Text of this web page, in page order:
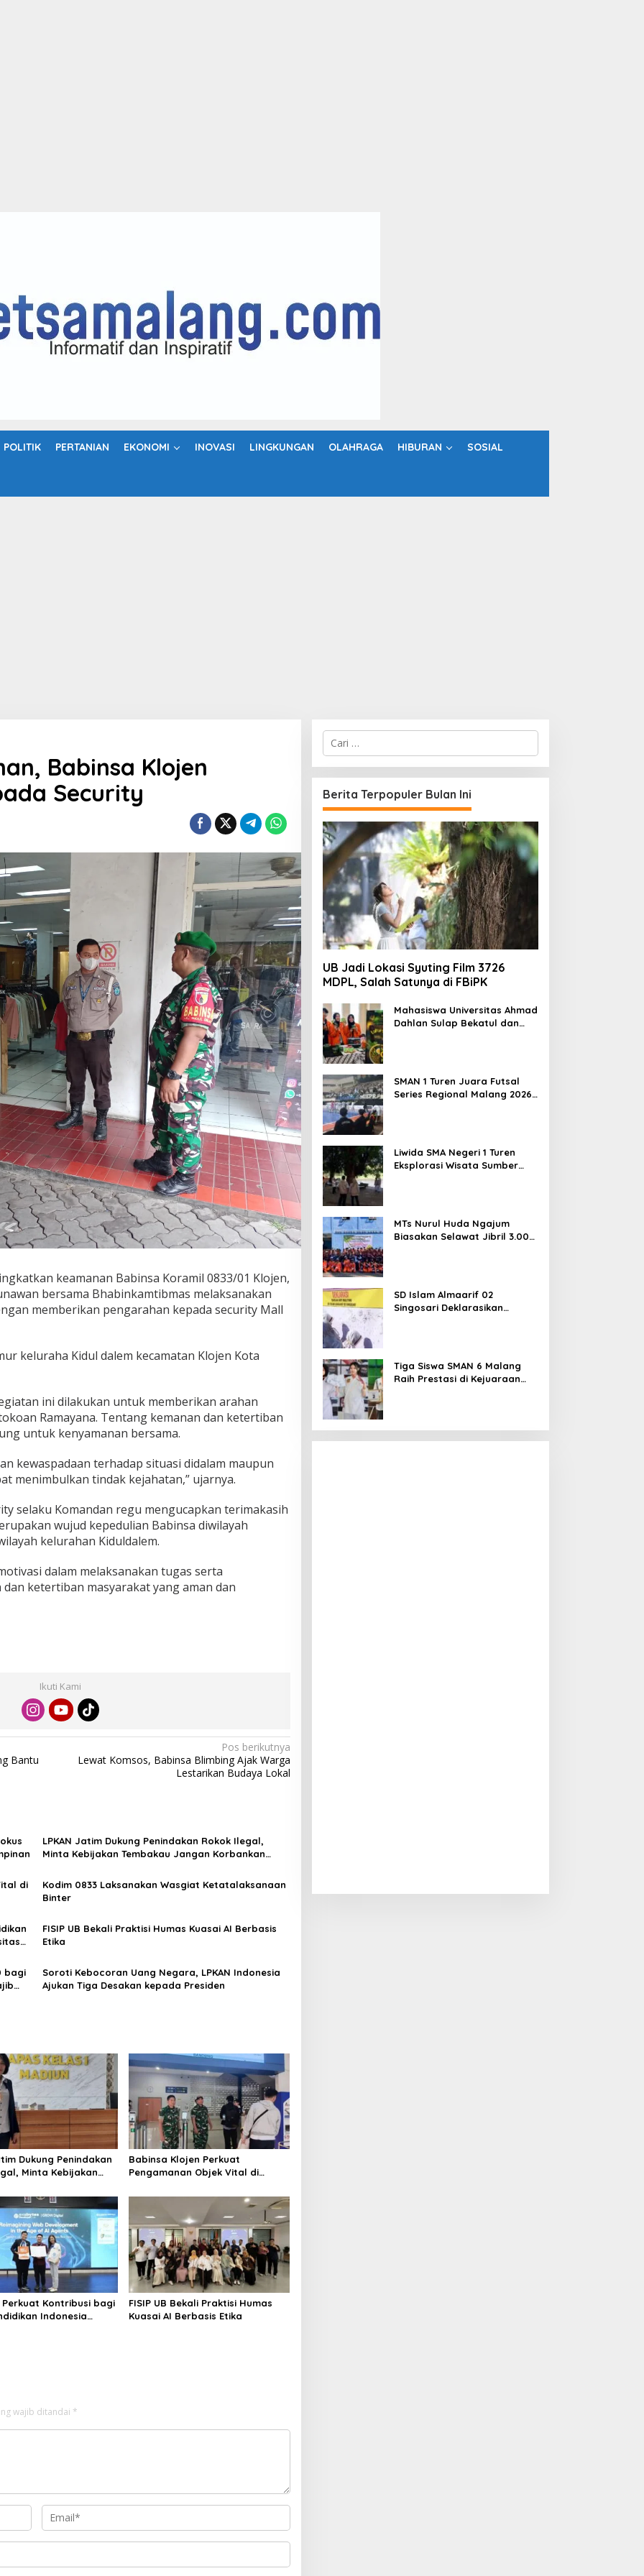
POLITIK PERTANIAN EKONOMI INOVASI LINGKUNGAN OLAHRAGA HIBURAN SOSIAL
Babinsa Klojen
Security
keamanan Babinsa Koramil 0833/01 Klojen,
bersama Bhabinkamtibmas melaksanakan
memberikan pengarahan kepada security Mall
keluraha Kidul dalem kecamatan Klojen Kota
ini dilakukan untuk memberikan arahan
Ramayana. Tentang kemanan dan ketertiban
untuk kenyamanan bersama.
kewaspadaan terhadap situasi didalam maupun
menimbulkan tindak kejahatan,” ujarnya.
selaku Komandan regu mengucapkan terimakasih
wujud kepedulian Babinsa diwilayah
kelurahan Kiduldalem.
dalam melaksanakan tugas serta
ketertiban masyarakat yang aman dan
Ikuti Kami
Bantu
Pos berikutnya
Lewat Komsos, Babinsa Blimbing Ajak Warga
Lestarikan Budaya Lokal
LPKAN Jatim Dukung Penindakan Rokok Ilegal,
Minta Kebijakan Tembakau Jangan Korbankan
di
Kodim 0833 Laksanakan Wasgiat Ketatalaksanaan
Binter
FISIP UB Bekali Praktisi Humas Kuasai AI Berbasis
Etika
bagi
Soroti Kebocoran Uang Negara, LPKAN Indonesia
Ajukan Tiga Desakan kepada Presiden
Dukung Penindakan
Minta Kebijakan
Babinsa Klojen Perkuat
Pengamanan Objek Vital di
Perkuat Kontribusi bagi
Indonesia
FISIP UB Bekali Praktisi Humas
Kuasai AI Berbasis Etika
wajib ditandai *
C
i
u
n
t
u
k
:
Berita Terpopuler Bulan Ini
UB Jadi Lokasi Syuting Film 3726
MDPL, Salah Satunya di FBiPK
Mahasiswa Universitas Ahmad
Dahlan Sulap Bekatul dan
SMAN 1 Turen Juara Futsal
Series Regional Malang 2026,
Liwida SMA Negeri 1 Turen
Eksplorasi Wisata Sumber
MTs Nurul Huda Ngajum
Biasakan Selawat Jibril 3.000
SD Islam Almaarif 02
Singosari Deklarasikan
Tiga Siswa SMAN 6 Malang
Raih Prestasi di Kejuaraan